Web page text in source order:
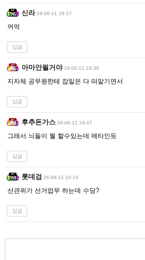
신라 26-06-11 19:17
꺼억
답글
아마안될거야 26-06-11 19:36
지자체 공무원한테 잡일은 다 떠맡기면서
답글
후추돈가스 26-06-11 19:47
그래서 늬들이 뭘 할수있는데 메타인듯
답글
롯데검 26-06-12 10:14
선관위가 선거업무 하는데 수당?
답글